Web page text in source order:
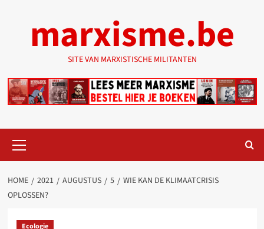
marxisme.be
SITE VAN MARXISTISCHE MILITANTEN
menu
HOME 2021 AUGUSTUS 5
WIE KAN DE KLIMAATCRISIS
OPLOSSEN?
Ecologie